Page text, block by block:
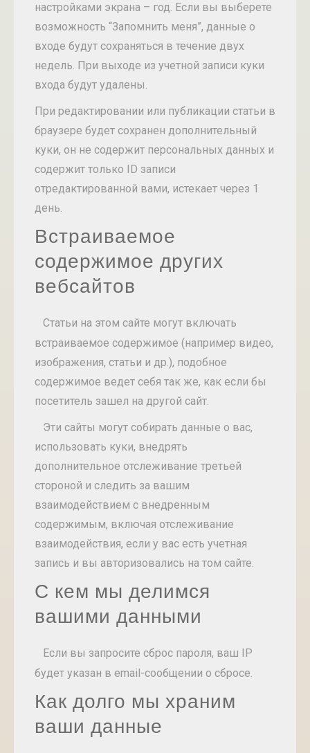
настройками экрана – год. Если вы выберете
возможность “Запомнить меня”, данные о
входе будут сохраняться в течение двух
недель. При выходе из учетной записи куки
входа будут удалены.
При редактировании или публикации статьи в
браузере будет сохранен дополнительный
куки, он не содержит персональных данных и
содержит только ID записи
отредактированной вами, истекает через 1
день.
Встраиваемое
содержимое других
вебсайтов
Статьи на этом сайте могут включать
встраиваемое содержимое (например видео,
изображения, статьи и др.), подобное
содержимое ведет себя так же, как если бы
посетитель зашел на другой сайт.
Эти сайты могут собирать данные о вас,
использовать куки, внедрять
дополнительное отслеживание третьей
стороной и следить за вашим
взаимодействием с внедренным
содержимым, включая отслеживание
взаимодействия, если у вас есть учетная
запись и вы авторизовались на том сайте.
С кем мы делимся
вашими данными
Если вы запросите сброс пароля, ваш IP
будет указан в email-сообщении о сбросе.
Как долго мы храним
ваши данные